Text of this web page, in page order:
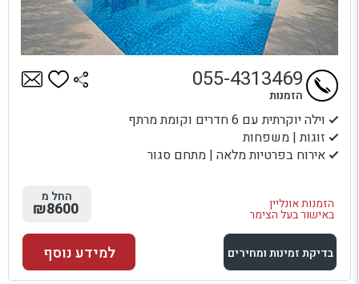
וילה יוקרתית עם 6 חדרים וקומת מרתף
זוגות | משפחות
אירוח בפרטיות מלאה | מתחם סגור
הזמנות אונליין
באישור בעל הצימר
055-4313469
הזמנות
החל מ
₪8600
בדיקת זמינות ומחירים למידע נוסף